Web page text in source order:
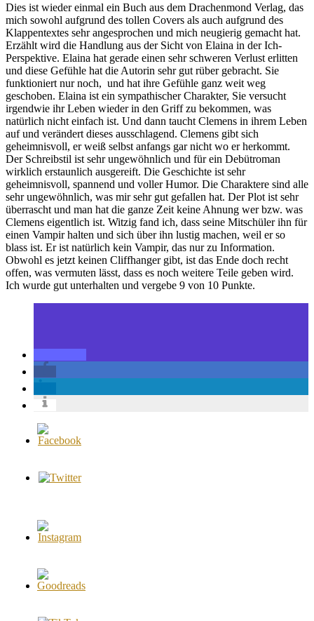
Dies ist wieder einmal ein Buch aus dem Drachenmond Verlag, das
mich sowohl aufgrund des tollen Covers als auch aufgrund des
Klappentextes sehr angesprochen und mich neugierig gemacht hat.
Erzählt wird die Handlung aus der Sicht von Elaina in der Ich-
Perspektive. Elaina hat gerade einen sehr schweren Verlust erlitten
und diese Gefühle hat die Autorin sehr gut rüber gebracht. Sie
funktioniert nur noch, und hat ihre Gefühle ganz weit weg
geschoben. Elaina ist ein sympathischer Charakter, Sie versucht
irgendwie ihr Leben wieder in den Griff zu bekommen, was
natürlich nicht einfach ist. Und dann taucht Clemens in ihrem Leben
auf und verändert dieses ausschlagend. Clemens gibt sich
geheimnisvoll, er weiß selbst anfangs gar nicht wo er herkommt.
Der Schreibstil ist sehr ungewöhnlich und für ein Debütroman
wirklich erstaunlich ausgereift. Die Geschichte ist sehr
geheimnisvoll, spannend und voller Humor. Die Charaktere sind alle
sehr ungewöhnlich, was mir sehr gut gefallen hat. Der Plot ist sehr
überrascht und man hat die ganze Zeit keine Ahnung wer bzw. was
Clemens eigentlich ist. Witzig fand ich, dass seine Mitschüler ihn für
einen Vampir halten und sich über ihn lustig machen, weil er so
blass ist. Er ist natürlich kein Vampir, das nur zu Information.
Obwohl es jetzt keinen Cliffhanger gibt, ist das Ende doch recht
offen, was vermuten lässt, dass es noch weitere Teile geben wird.
Ich wurde gut unterhalten und vergebe 9 von 10 Punkte.